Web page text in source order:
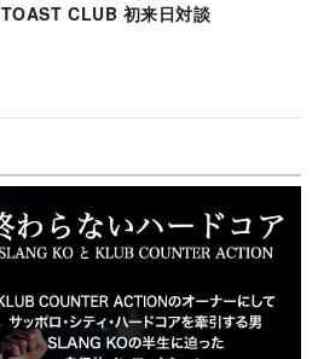
TOAST CLUB 初来日対談